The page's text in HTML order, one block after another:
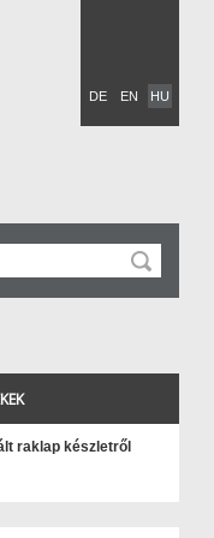
DE EN HU
raklap készletről